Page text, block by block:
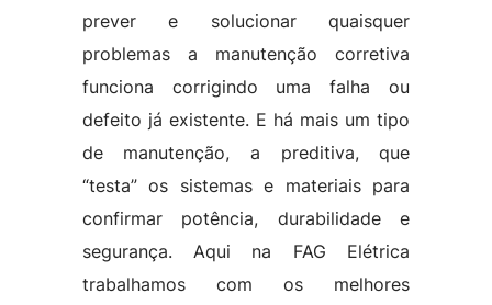
prever e solucionar quaisquer
problemas a manutenção corretiva
funciona corrigindo uma falha ou
defeito já existente. E há mais um tipo
de manutenção, a preditiva, que
“testa” os sistemas e materiais para
confirmar potência, durabilidade e
segurança. Aqui na FAG Elétrica
trabalhamos com os melhores